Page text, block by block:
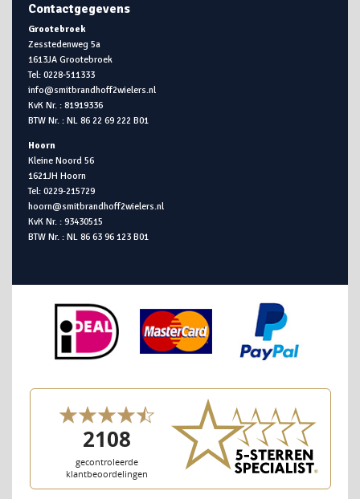
Contactgegevens
Grootebroek
Zesstedenweg 5a
1613JA Grootebroek
Tel: 0228-511333
info@smitbrandhoff2wielers.nl
KvK Nr. : 81919336
BTW Nr. : NL 86 22 69 222 B01
Hoorn
Kleine Noord 56
1621JH Hoorn
Tel: 0229-215729
hoorn@smitbrandhoff2wielers.nl
KvK Nr. : 93430515
BTW Nr. : NL 86 63 96 123 B01